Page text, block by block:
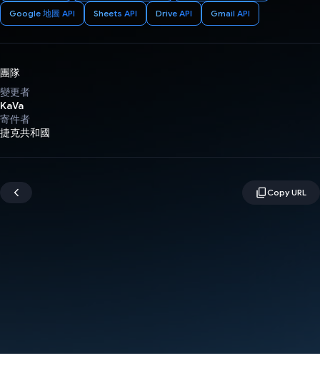
Google 地圖 API Sheets API Drive API Gmail API
團隊
變更者
KaVa
寄件者
捷克共和國